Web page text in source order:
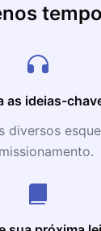
tempo
as ideias-
diversos